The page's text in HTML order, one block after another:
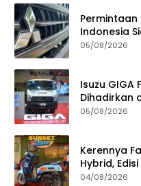
Permintaan
Indonesia
Truk Bekas
05/08/2026
Isuzu GIGA
Dihadirkan
Seabrek
05/08/2026
Kerennya
Hybrid,
Kolaborasi
04/08/2026